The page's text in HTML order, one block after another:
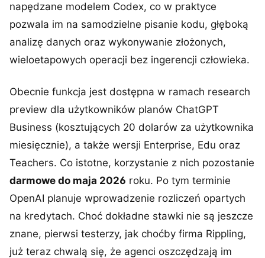
napędzane modelem Codex, co w praktyce
pozwala im na samodzielne pisanie kodu, głęboką
analizę danych oraz wykonywanie złożonych,
wieloetapowych operacji bez ingerencji człowieka.
Obecnie funkcja jest dostępna w ramach research
preview dla użytkowników planów ChatGPT
Business (kosztujących 20 dolarów za użytkownika
miesięcznie), a także wersji Enterprise, Edu oraz
Teachers. Co istotne, korzystanie z nich pozostanie
darmowe do maja 2026 roku. Po tym terminie
OpenAI planuje wprowadzenie rozliczeń opartych
na kredytach. Choć dokładne stawki nie są jeszcze
znane, pierwsi testerzy, jak choćby firma Rippling,
już teraz chwalą się, że agenci oszczędzają im